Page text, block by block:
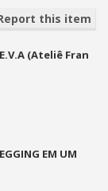
this item
(Ateliê Fran
EM UM